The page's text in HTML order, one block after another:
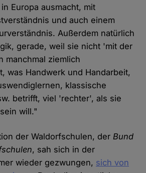
Europa ausmacht, mit
und auch einem
Außerdem natürlich
gerade, weil sie nicht 'mit der
manchmal ziemlich
was Handwerk und Handarbeit,
klassische
betrifft, viel 'rechter', als sie
will."
der Waldorfschulen, derBund
, sah sich in der
wieder gezwungen, sich von